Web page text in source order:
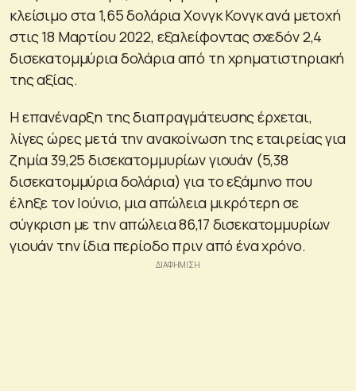
κλείσιμο στα 1,65 δολάρια Χονγκ Κονγκ ανά μετοχή
στις 18 Μαρτίου 2022, εξαλείφοντας σχεδόν 2,4
δισεκατομμύρια δολάρια από τη χρηματιστηριακή
της αξίας.
Η επανέναρξη της διαπραγμάτευσης έρχεται,
λίγες ώρες μετά την ανακοίνωση της εταιρείας για
ζημία 39,25 δισεκατομμυρίων γιουάν (5,38
δισεκατομμύρια δολάρια) για το εξάμηνο που
έληξε τον Ιούνιο, μια απώλεια μικρότερη σε
σύγκριση με την απώλεια 86,17 δισεκατομμυρίων
γιουάν την ίδια περίοδο πριν από ένα χρόνο.